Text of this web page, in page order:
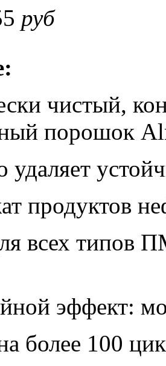
руб
чистый,
порошок
удаляет
продуктов
всех типов
эффект:
более 100